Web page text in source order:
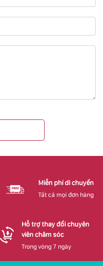
Miễn phí di chuyển
Tất cả mọi đơn hàng
Hỗ trợ thay đổi chuyên
viên chăm sóc
Trong vòng 7 ngày